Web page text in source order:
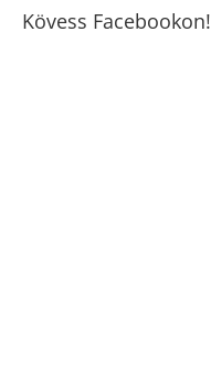
Kövess Facebookon!